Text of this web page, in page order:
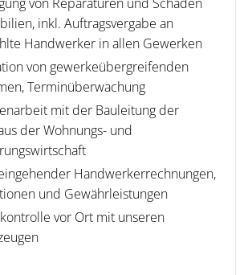
inkl. Auftragsvergabe an
Handwerker in allen Gewerken
von gewerkeübergreifenden
Terminüberwachung
mit der Bauleitung der
der Wohnungs- und
Handwerkerrechnungen,
und Gewährleistungen
vor Ort mit unseren